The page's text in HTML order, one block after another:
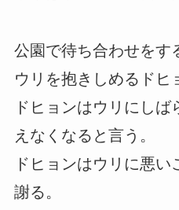
公園で待ち合わせをす
ウリを抱きしめるドヒ
ドヒョンはウリにし
えなくなると言う。
ドヒョンはウリに悪い
謝る。